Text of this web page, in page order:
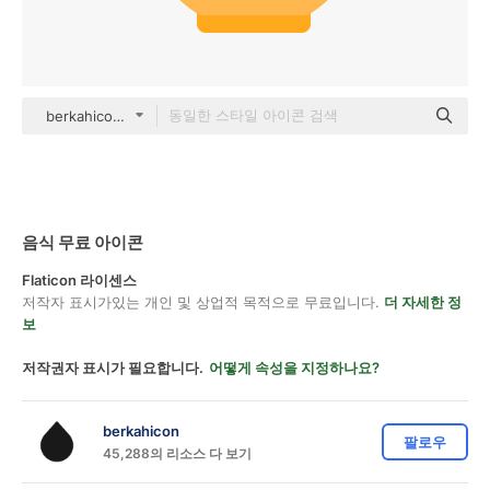
berkahicon Others
음식 무료 아이콘
Flaticon 라이센스
저작자 표시가있는 개인 및 상업적 목적으로 무료입니다. 더 자세한 정
보
저작권자 표시가 필요합니다. 어떻게 속성을 지정하나요?
berkahicon
45,288의 리소스 다 보기
팔로우